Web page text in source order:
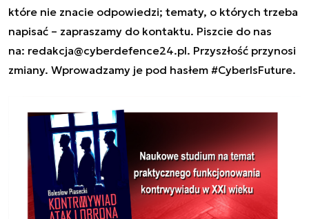
które nie znacie odpowiedzi; tematy, o których trzeba
napisać – zapraszamy do kontaktu. Piszcie do nas
na: redakcja@cyberdefence24.pl. Przyszłość przynosi
zmiany. Wprowadzamy je pod hasłem #CyberIsFuture.